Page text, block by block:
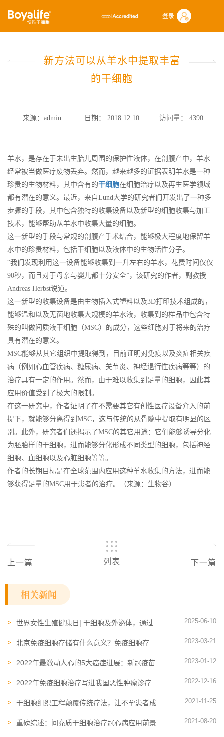
登录
首页 什么是干细胞
前沿动态
新方法可以从羊水中提取丰富的干细胞
新方法可以从羊水中提取丰富
的干细胞
来源：admin 日期： 2018.12.10 访问量：4390
羊水，是存在于未出生胎儿周围的保护性液体，在剖腹产中，羊水
经常被当做医疗废物丢弃。然而，越来越多的证据表明羊水是一种
珍贵的生物材料，其中含有的干细胞在细胞治疗以及再生医学领域
都有潜在的意义。最近，来自Lund大学的研究者们开发出了一种多
步骤的手段，其中包含独特的收集设备以及新型的细胞收集与加工
技术，能够帮助从羊水中收集大量的细胞。
这一新型的手段与常规的剖腹产手术结合，能够极大程度地保留羊
水中的珍贵材料，包括干细胞以及液体中的生物活性分子。
“我们发现利用这一设备能够收集到一升左右的羊水，花费时间仅仅
90秒，而且对于母亲与婴儿都十分安全”，该研究的作者，副教授
Andreas Herbst说道。
这一新型的收集设备是由生物插入式塑料以及3D打印技术组成的，
能够温和以及无菌地收集大规模的羊水液，收集到的样品中包含特
殊的叫做间质液干细胞（MSC）的成分，这些细胞对于将来的治疗
具有潜在的意义。
MSC能够从其它组织中提取得到，目前证明对免疫以及炎症相关疾
病（例如心血管疾病、糖尿病、关节炎、神经退行性疾病等等）的
治疗具有一定的作用。然而，由于难以收集到足量的细胞，因此其
应用价值受到了极大的限制。
在这一研究中，作者证明了在不需要其它有创性医疗设备介入的前
提下，就能够分离得到MSC，这与传统的从骨髓中提取有明显的区
别。此外，研究者们还揭示了MSC的其它用途：它们能够诱导分化
为胚胎样的干细胞，进而能够分化形成不同类型的细胞，包括神经
细胞、血细胞以及心脏细胞等等。
作者的长期目标是在全球范围内应用这种羊水收集的方法，进而能
够获得足量的MSC用于患者的治疗。（来源：生物谷）
上一篇 列表 下一篇
相关新闻
世界女性生殖健康日| 干细胞及外泌体，通过
2025-06-10
北京免疫细胞存储有什么意义？免疫细胞存
2023-03-21
2022年最激动人心的5大癌症进展：新冠疫苗
2023-01-12
2022年免疫细胞治疗写进我国恶性肿瘤诊疗
2022-12-16
干细胞组织工程颠覆传统疗法，让不孕患者成
2021-11-25
重磅综述：间充质干细胞治疗冠心病应用前景
2021-08-20